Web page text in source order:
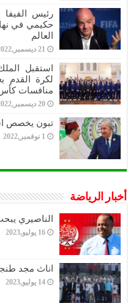
رئيس
حكيمي في
العالم
21 ديسمبر,2022
استقبل
لكرة القدم
منافسات كأس
20 ديسمبر,2022
تبون يخصص
1 نوفمبر,2022
أخبار الرياضة
الناصيري
16 يوليو,2023
اناث مجد
14 يوليو,2023